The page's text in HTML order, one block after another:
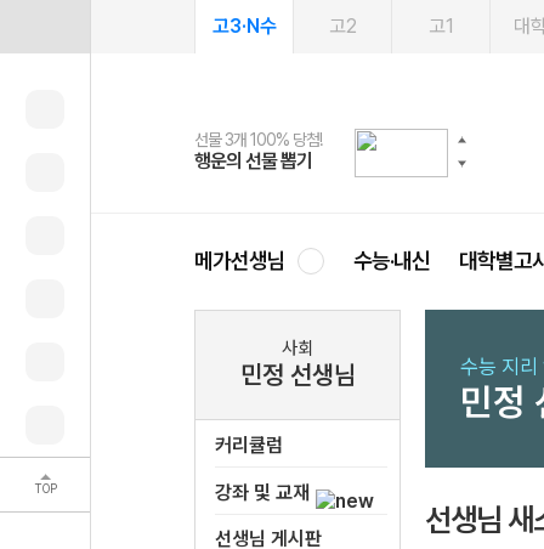
TOP
고3·N수 고2 고1 대
선물 3개 100% 당첨!
행운의 선물 뽑기
선물 100% 증정!
메가스터디 X 올리브
여름방학 스터디 캐시백
메가런 썸머스쿨
2027 러셀 단과
강사 공개선발
스마트러닝앱
설문 EVENT
메가패스
3일 무료 체험권
메가패스 수강생 무료혜택!
메가클럽 멤버십
사회공헌 캠페인
희망이룸 메가나눔
메가선생님 수능·내신 대학별고
사회
민정 선생님
커리큘럼
강좌 및 교재
선생님 게시판
수능 지리
민정
선생님 새